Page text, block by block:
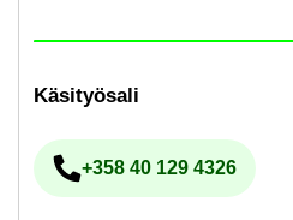
Kä­si­työ­sa­li
Pu­he­lin­nu­me­ro
+358 40 129 4326